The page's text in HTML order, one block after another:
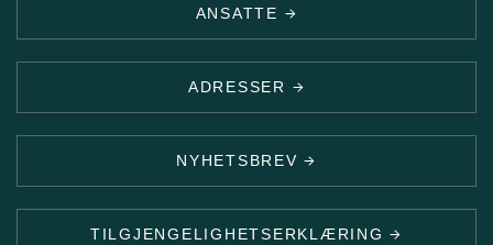
ANSATTE
ADRESSER
NYHETSBREV
TILGJENGELIGHETSERKLÆRING